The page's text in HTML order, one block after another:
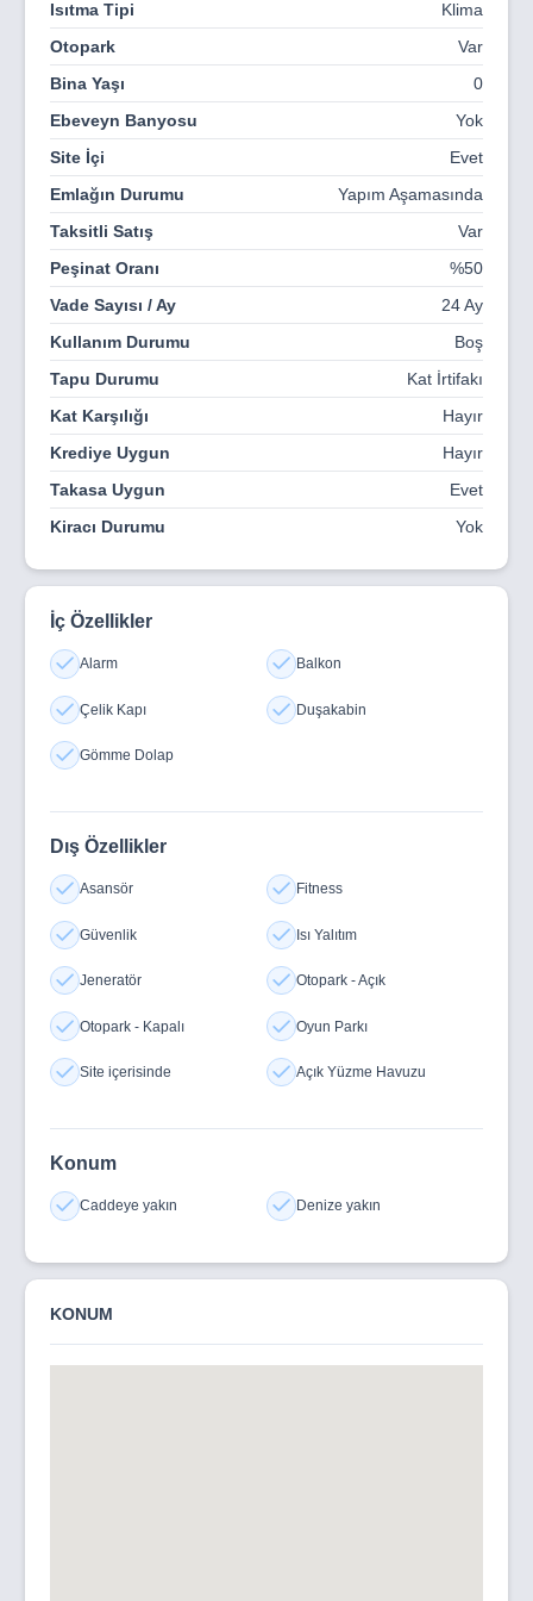
Maltepe’nin Merkezinde Kusursuz Ulaşım
M4 Kadıköy–Sabiha Gökçen metrosuna yürüme
mesafesinde, Piazza AVM ve Maltepe Park’a komşu
konumuyla öne çıkıyor. Marmaray ve sahil yoluna
yakınlığı, ayrıca önünden geçen ve yakında hizmete
açılması planlanan Kadıköy–Maltepe tramvay hattı
sayesinde İstanbul’un her noktasına kolay ulaşım imkânı
sunuyor.
Hayallerinizin Yaşam Alanı
birleştiren Özak Dragos, Maltepe’nin en prestijli
lokasyonunda benzersiz bir yaşam deneyimi sunuyor.
Konforun, kalitenin ve yatırım değerinin yeni adresi Özak
Dragos ile Anadolu Yakası’nda ayrıcalıklı bir hayata adım
atın.
Isıtma Tipi
Klima
Otopark
Var
Bina Yaşı
0
Ebeveyn Banyosu
Yok
Site İçi
Evet
Emlağın Durumu
Yapım Aşamasında
Taksitli Satış
Var
Peşinat Oranı
%50
Vade Sayısı / Ay
24 Ay
Kullanım Durumu
Boş
Tapu Durumu
Kat İrtifakı
Kat Karşılığı
Hayır
Krediye Uygun
Hayır
Takasa Uygun
Evet
Kiracı Durumu
Yok
İç Özellikler
Alarm Balkon
Çelik Kapı Duşakabin
Gömme Dolap
Dış Özellikler
Asansör Fitness
Güvenlik Isı Yalıtım
Jeneratör Otopark - Açık
Otopark - Kapalı Oyun Parkı
Site içerisinde Açık Yüzme Havuzu
Konum
Caddeye yakın Denize yakın
KONUM